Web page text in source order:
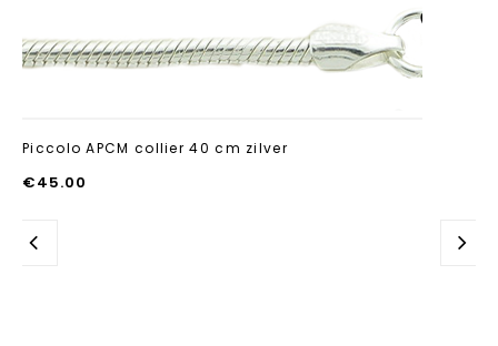
Piccolo APCM collier 40 cm zilver
€45.00